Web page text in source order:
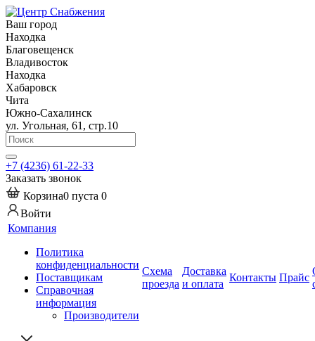
Ваш город
Находка
Благовещенск
Владивосток
Находка
Хабаровск
Чита
Южно-Сахалинск
ул. Угольная, 61, стр.10
+7 (4236) 61-22-33
Заказать звонок
Корзина0 пуста 0
Войти
Компания
Политика
конфиденциальности
Поставщикам
Справочная
информация
Производители
Схема
проезда
Доставка
и оплата
Контакты Прайс